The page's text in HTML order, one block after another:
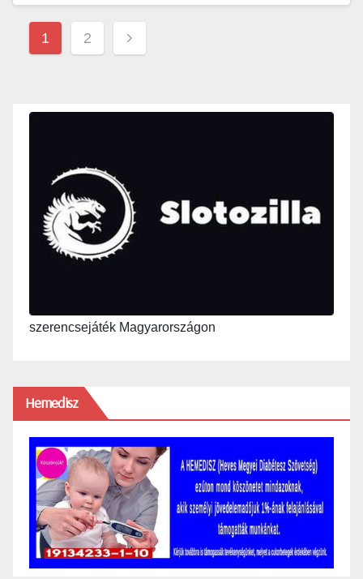
Bejegyzések
lapozása
1 2
szerencsejáték Magyarországon
Hemedisz